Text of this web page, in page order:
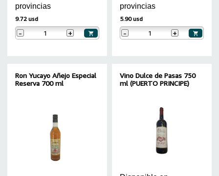
provincias
9.72 usd
- +
provincias
5.90 usd
- +
Ron Yucayo Añejo Especial
Reserva 700 ml
Vino Dulce de Pasas 750
ml (PUERTO PRINCIPE)